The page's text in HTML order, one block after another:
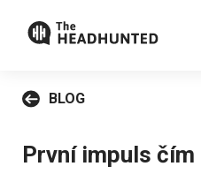
BLOG
První impuls